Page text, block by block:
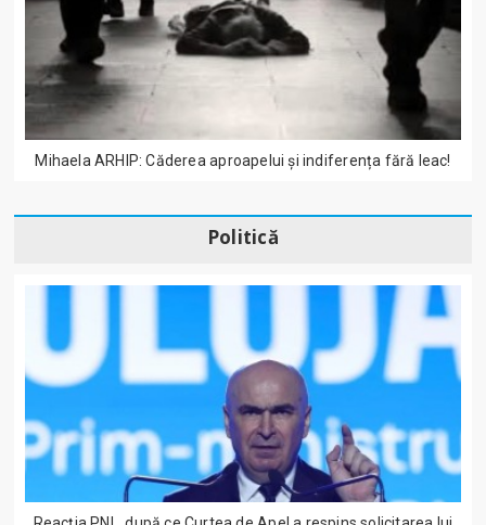
Mihaela ARHIP: Căderea aproapelui și indiferența fără leac!
Politică